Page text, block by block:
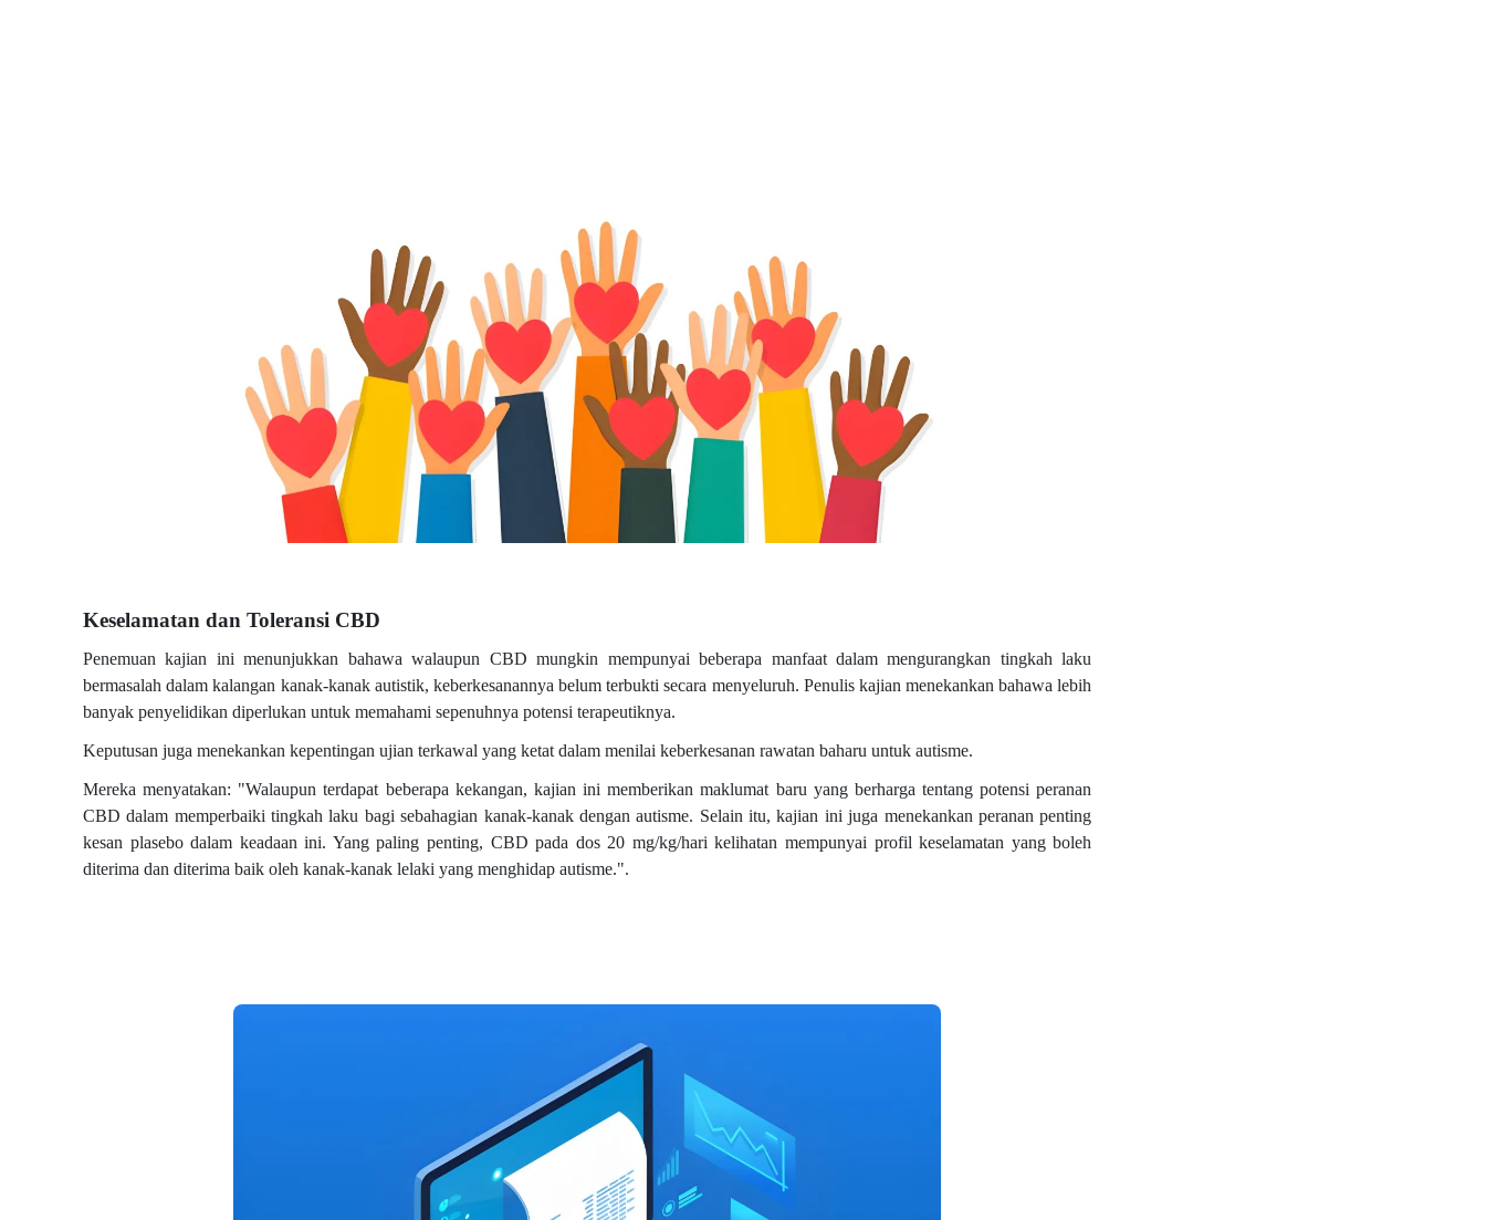
Keselamatan dan Toleransi CBD
Penemuan kajian ini menunjukkan bahawa walaupun CBD mungkin mempunyai beberapa manfaat dalam mengurangkan tingkah laku
bermasalah dalam kalangan kanak-kanak autistik, keberkesanannya belum terbukti secara menyeluruh. Penulis kajian menekankan bahawa lebih
banyak penyelidikan diperlukan untuk memahami sepenuhnya potensi terapeutiknya.
Keputusan juga menekankan kepentingan ujian terkawal yang ketat dalam menilai keberkesanan rawatan baharu untuk autisme.
Mereka menyatakan: "Walaupun terdapat beberapa kekangan, kajian ini memberikan maklumat baru yang berharga tentang potensi peranan
CBD dalam memperbaiki tingkah laku bagi sebahagian kanak-kanak dengan autisme. Selain itu, kajian ini juga menekankan peranan penting
kesan plasebo dalam keadaan ini. Yang paling penting, CBD pada dos 20 mg/kg/hari kelihatan mempunyai profil keselamatan yang boleh
diterima dan diterima baik oleh kanak-kanak lelaki yang menghidap autisme.".